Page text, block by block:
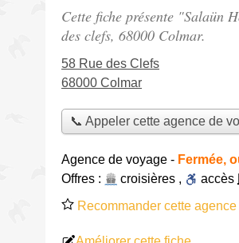
Cette fiche présente "Salaün
des clefs, 68000 Colmar.
58 Rue des Clefs
68000 Colmar
📞 Appeler cette agence de
Agence de voyage - Fermée,
Offres :
croisières , accès
Recommander cette agence